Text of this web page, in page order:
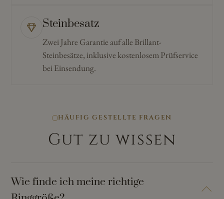
Steinbesatz
Zwei Jahre Garantie auf alle Brillant-
Steinbesätze, inklusive kostenlosem Prüfservice
bei Einsendung.
HÄUFIG GESTELLTE FRAGEN
Gut zu wissen
Wie finde ich meine richtige